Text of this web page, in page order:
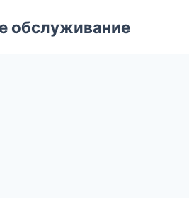
обслуживание